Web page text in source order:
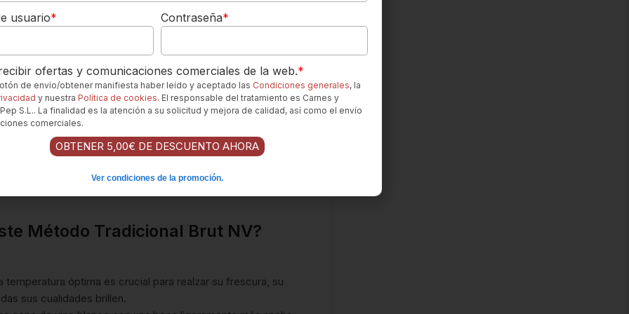
y limón Meyer.
del vino realzan la salinidad y la pureza de las ostras.
bocados de salmón ahumado.
son un acompañamiento ideal para la delicadeza
vino complementa la amargura de la endivia y la dulzura de
Método Tradicional Brut NV?
temperatura óptima es crucial para realzar su frescura, su
sus cualidades brillen.
usuario* Contraseña*
ofertas y comunicaciones comerciales de la web.*
de envío/obtener manifiesta haber leído y aceptado las Condiciones generales, la
y nuestra Política de cookies. El responsable del tratamiento es Carnes y
S.L.. La finalidad es la atención a su solicitud y mejora de calidad, así como el envío
comerciales.
OBTENER 5,00€ DE DESCUENTO AHORA
Ver condiciones de la promoción.